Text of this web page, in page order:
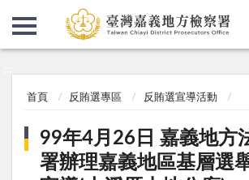
首頁 反賄選專區 反賄選宣導活動
99年4月26日 嘉義地方
署辦理嘉義地區基層選